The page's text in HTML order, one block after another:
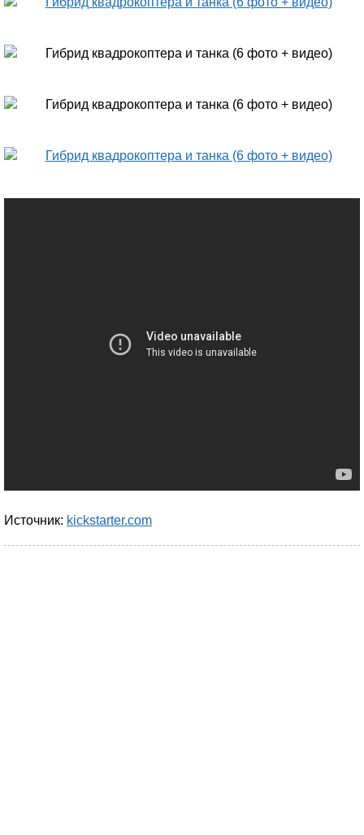
Источник: kickstarter.com